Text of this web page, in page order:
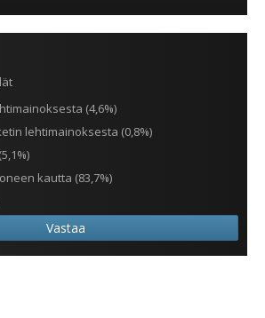
(4,6%)
lehtimainoksesta (0,8%)
kautta (83,7%)